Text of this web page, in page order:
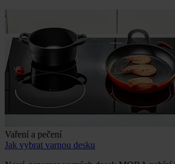
Vaření a pečení
Jak vybrat varnou desku